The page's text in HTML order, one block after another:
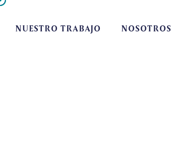
NUESTRO TRABAJO NOSOTROS